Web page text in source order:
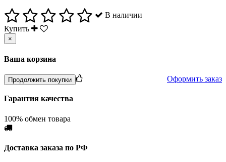
В наличии
Купить
×
Ваша корзина
Продолжить покупки Оформить заказ
Гарантия качества
100% обмен товара
Доставка заказа по РФ